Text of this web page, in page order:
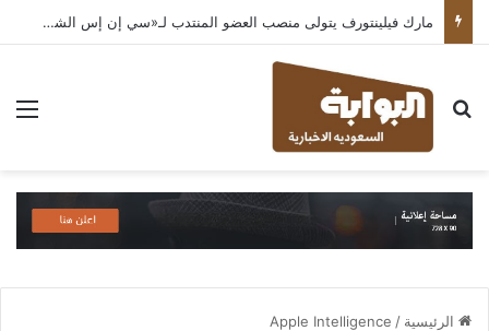
مارك فيلينتورف يتولى منصب العضو المنتدب لـ«سي إن إس الشرق الأوسط» ويشرف على شركات قطاع التكنولوجيا ضمن مجموعة غباش
بحث عن
الرئيسية /
Apple Intelligence